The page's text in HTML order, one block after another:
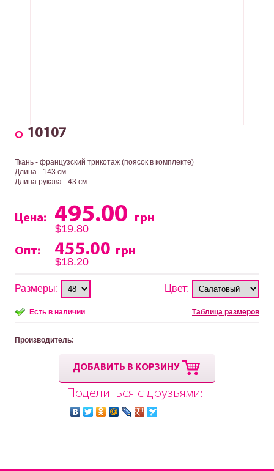
10107
Ткань - французский трикотаж (поясок в комплекте)
Длина - 143 см
Длина рукава - 43 см
Цена: 495.00
грн
$19.80
Опт:
455.00 грн
$18.20
Размеры: Цвет:
Есть в наличии Таблица размеров
Производитель:
ДОБАВИТЬ В КОРЗИНУ
Поделиться с друзьями: